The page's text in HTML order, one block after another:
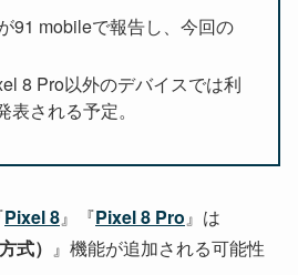
91 mobileで報告し、今回の
8 Pro以外のデバイスでは利
される予定。
Pixel 8』『Pixel 8 Pro』は
式） 』機能が追加される可能性